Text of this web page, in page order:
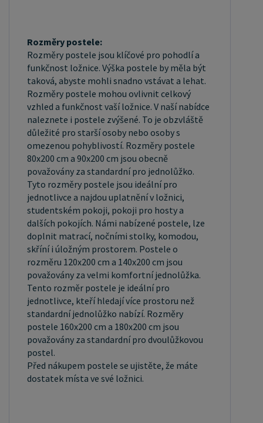
velkoobchodní spolupráci? Nebo chcete získat
zajímavou cenovou nabídku na větší množství
našich produktů? Obchodníkům a firmám,
nabízíme možnost nákupu na velkoobchodní ceny.
Zašlete poptávku na ondera@seznam.cz, velice
rádi se Vám budeme věnovat. Popřípadě se
zaregistrujte se ( " UŽIVATEL " - v horní liště ),
vyplníte osobní údaje a zakliknete " MÁME ZÁJEM
O VELKOOBCHODNÍ SPOLUPRÁCI " a zadáte
fakturační údaje. Po jejich kontrole, Vám bude
povolen přístup do velkoobchodu.
Rozměry postele:
Rozměry postele jsou klíčové pro pohodlí a
funkčnost ložnice. Výška postele by měla být
taková, abyste mohli snadno vstávat a lehat.
Rozměry postele mohou ovlivnit celkový
vzhled a funkčnost vaší ložnice. V naší nabídce
naleznete i postele zvýšené. To je obzvláště
důležité pro starší osoby nebo osoby s
omezenou pohyblivostí. Rozměry postele
80x200 cm a 90x200 cm jsou obecně
považovány za standardní pro jednolůžko.
Tyto rozměry postele jsou ideální pro
jednotlivce a najdou uplatnění v ložnici,
studentském pokoji, pokoji pro hosty a
dalších pokojích. Námi nabízené postele, lze
doplnit matrací, nočními stolky, komodou,
skříní i úložným prostorem. Postele o
rozměru 120x200 cm a 140x200 cm jsou
považovány za velmi komfortní jednolůžka.
Tento rozměr postele je ideální pro
jednotlivce, kteří hledají více prostoru než
standardní jednolůžko nabízí. Rozměry
postele 160x200 cm a 180x200 cm jsou
považovány za standardní pro dvoulůžkovou
postel.
Před nákupem postele se ujistěte, že máte
dostatek místa ve své ložnici.